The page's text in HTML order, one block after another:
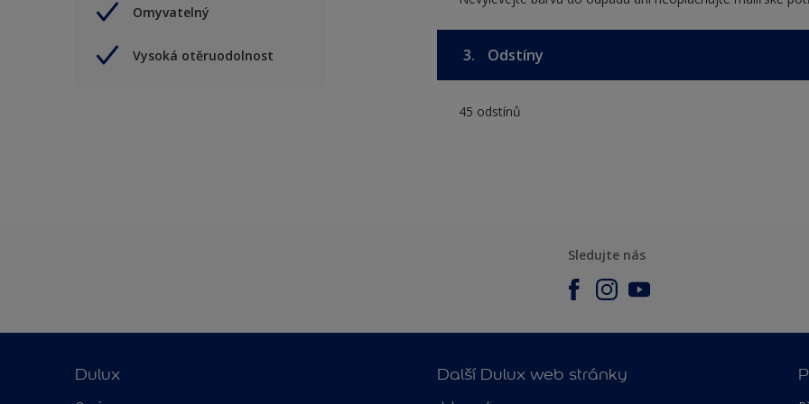
Omyvatelný
Vysoká otěruodolnost 3. Odstíny
45 odstínů
Sledujte nás
Dulux Další Dulux web stránky